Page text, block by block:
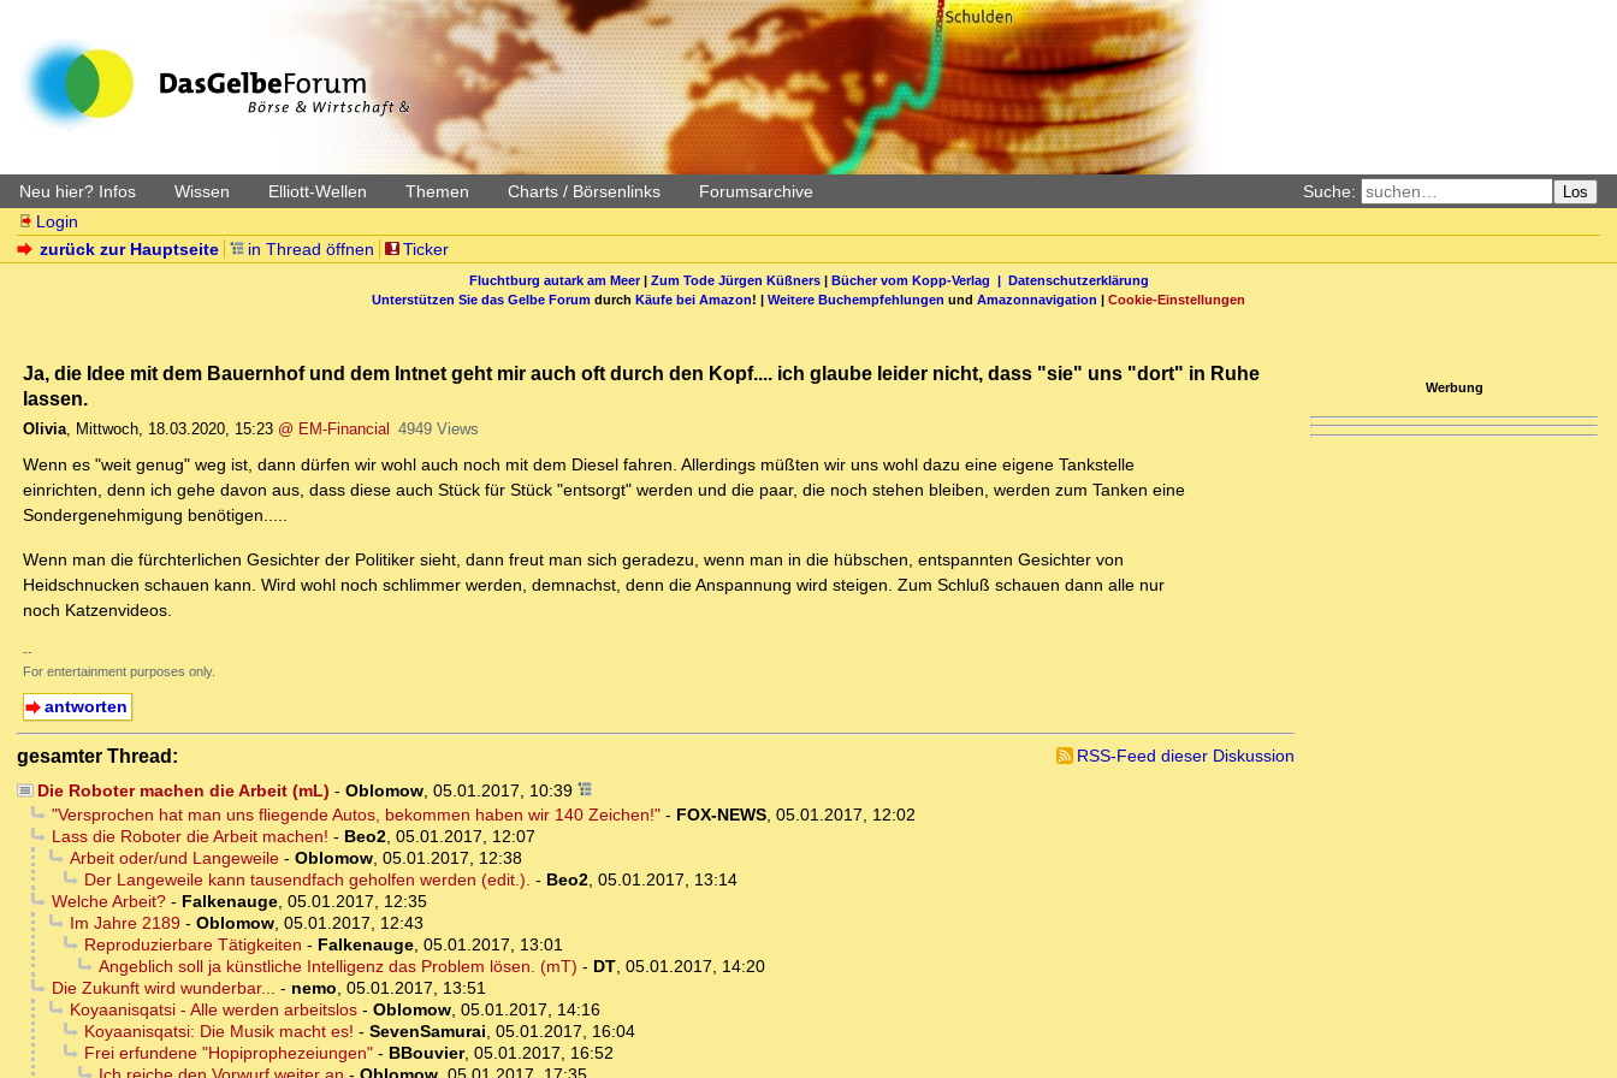
Neu hier? Infos Wissen Elliott-Wellen Themen Charts / Börsenlinks Forumsarchive Suche: Los
Login
zurück zur Hauptseite
in Thread öffnen Ticker
Fluchtburg autark am Meer| Zum Tode Jürgen Küßners| Bücher vom Kopp-Verlag | Datenschutzerklärung
Unterstützen Sie das Gelbe Forum durch Käufe bei Amazon! | Weitere Buchempfehlungen und Amazonnavigation | Cookie-Einstellungen
Ja, die Idee mit dem Bauernhof und dem Intnet geht mir auch oft durch den Kopf.... ich glaube leider nicht, dass "sie" uns "dort" in Ruhe
lassen.
Olivia, Mittwoch, 18.03.2020, 15:23 @ EM-Financial 4949 Views
Wenn es "weit genug" weg ist, dann dürfen wir wohl auch noch mit dem Diesel fahren. Allerdings müßten wir uns wohl dazu eine eigene Tankstelle
einrichten, denn ich gehe davon aus, dass diese auch Stück für Stück "entsorgt" werden und die paar, die noch stehen bleiben, werden zum Tanken eine
Sondergenehmigung benötigen.....
Wenn man die fürchterlichen Gesichter der Politiker sieht, dann freut man sich geradezu, wenn man in die hübschen, entspannten Gesichter von
Heidschnucken schauen kann. Wird wohl noch schlimmer werden, demnachst, denn die Anspannung wird steigen. Zum Schluß schauen dann alle nur
noch Katzenvideos.
--
For entertainment purposes only.
antworten
gesamter Thread:
RSS-Feed dieser Diskussion
Die Roboter machen die Arbeit (mL) - Oblomow, 05.01.2017, 10:39
"Versprochen hat man uns fliegende Autos, bekommen haben wir 140 Zeichen!"- FOX-NEWS, 05.01.2017, 12:02
Lass die Roboter die Arbeit machen! - Beo2, 05.01.2017, 12:07
Arbeit oder/und Langeweile- Oblomow, 05.01.2017, 12:38
Der Langeweile kann tausendfach geholfen werden (edit.). - Beo2, 05.01.2017, 13:14
Welche Arbeit?- Falkenauge, 05.01.2017, 12:35
Im Jahre 2189- Oblomow, 05.01.2017, 12:43
Reproduzierbare Tätigkeiten - Falkenauge, 05.01.2017, 13:01
Angeblich soll ja künstliche Intelligenz das Problem lösen. (mT) - DT, 05.01.2017, 14:20
Die Zukunft wird wunderbar... - nemo, 05.01.2017, 13:51
Koyaanisqatsi - Alle werden arbeitslos- Oblomow, 05.01.2017, 14:16
Koyaanisqatsi: Die Musik macht es! - SevenSamurai, 05.01.2017, 16:04
Frei erfundene "Hopiprophezeiungen"- BBouvier, 05.01.2017, 16:52
Werbung